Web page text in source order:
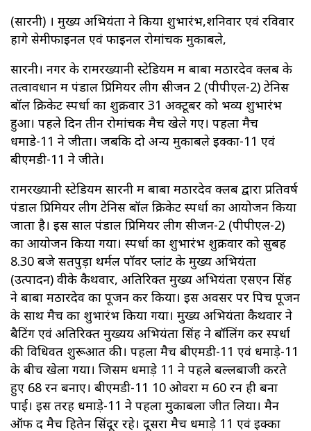
(सारनी) । मुख्य अभियंता ने किया शुभारंभ,शनिवार एवं रविवार
होंगे सेमीफाइनल एवं फाइनल रोमांचक मुकाबले,
सारनी। नगर के रामरख्यानी स्टेडियम में बाबा मठारदेव क्लब के
तत्वावधान में पंडाल प्रिमियर लीग सीजन 2 (पीपीएल-2) टेनिस
बॉल क्रिकेट स्पर्धा का शुक्रवार 31 अक्टूबर को भव्य शुभारंभ
हुआ। पहले दिन तीन रोमांचक मैच खेले गए। पहला मैच
धमाडे-11 ने जीता। जबकि दो अन्य मुकाबले इक्का-11 एवं
बीएमडी-11 ने जीते।
रामरख्यानी स्टेडियम सारनी में बाबा मठारदेव क्लब द्वारा प्रतिवर्ष
पंडाल प्रिमियर लीग टेनिस बॉल क्रिकेट स्पर्धा का आयोजन किया
जाता है। इस साल पंडाल प्रिमियर लीग सीजन-2 (पीपीएल-2)
का आयोजन किया गया। स्पर्धा का शुभारंभ शुक्रवार को सुबह
8.30 बजे सतपुड़ा थर्मल पॉवर प्लांट के मुख्य अभियंता
(उत्पादन) वीके कैथवार, अतिरिक्त मुख्य अभियंता एसएन सिंह
ने बाबा मठारदेव का पूजन कर किया। इस अवसर पर पिच पूजन
के साथ मैच का शुभारंभ किया गया। मुख्य अभियंता कैथवार ने
बैटिंग एवं अतिरिक्त मुख्यय अभियंता सिंह ने बॉलिंग कर स्पर्धा
की विधिवत शुरूआत की। पहला मैच बीएमडी-11 एवं धमाड़े-11
के बीच खेला गया। जिसमें धमाड़े 11 ने पहले बल्लबाजी करते
हुए 68 रन बनाए। बीएमडी-11 10 ओवरों में 60 रन ही बना
पाई। इस तरह धमाड़े-11 ने पहला मुकाबला जीत लिया। मैन
ऑफ द मैच हितेन सिंदूर रहे। दूसरा मैच धमाड़े 11 एवं इक्का